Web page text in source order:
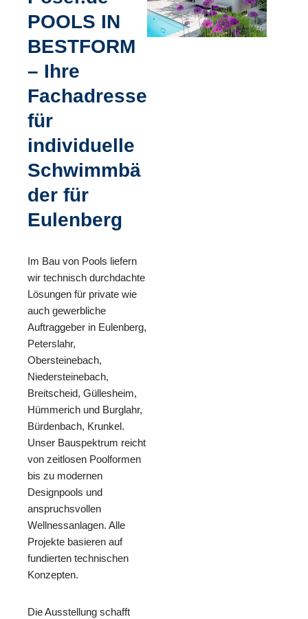
POOLS IN
BESTFORM
– Ihre
Fachadresse
für
individuelle
Schwimmbä
der für
Eulenberg
Im Bau von Pools liefern
wir technisch durchdachte
Lösungen für private wie
auch gewerbliche
Auftraggeber in Eulenberg,
Peterslahr,
Obersteinebach,
Niedersteinebach,
Breitscheid, Güllesheim,
Hümmerich und Burglahr,
Bürdenbach, Krunkel.
Unser Bauspektrum reicht
von zeitlosen Poolformen
bis zu modernen
Designpools und
anspruchsvollen
Wellnessanlagen. Alle
Projekte basieren auf
fundierten technischen
Konzepten.
Die Ausstellung schafft